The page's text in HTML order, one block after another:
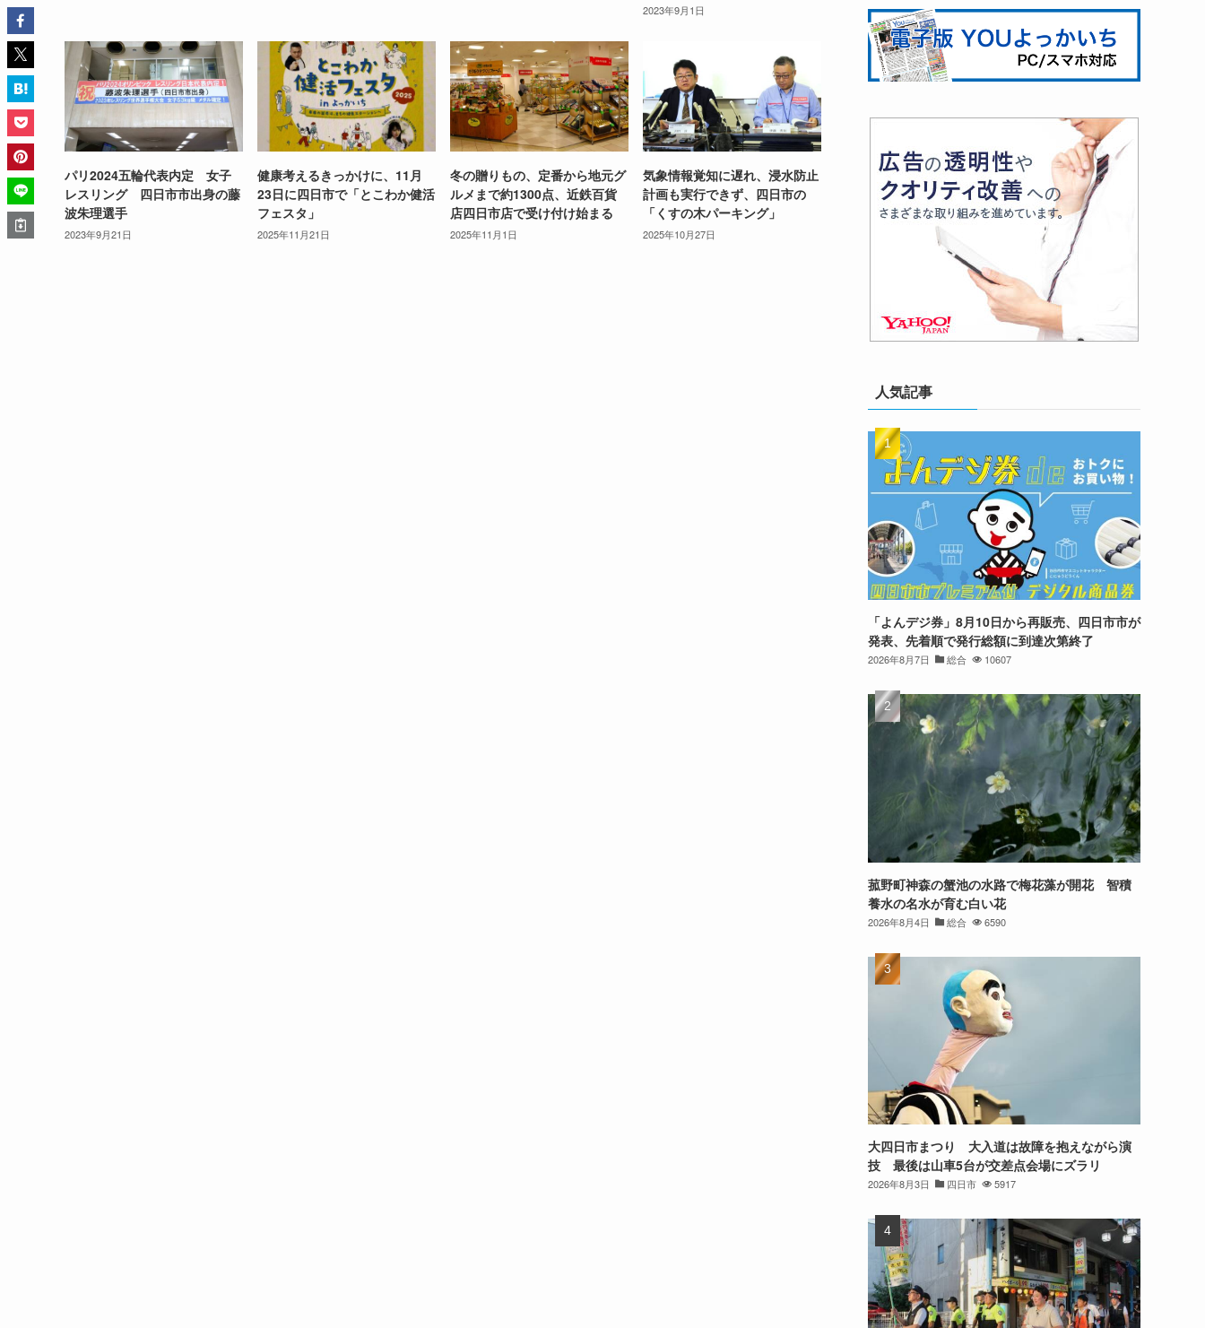
2023年9月1日
パリ2024五輪代表内定 女子
レスリング 四日市市出身の藤
波朱理選手
2023年9月21日
健康考えるきっかけに、11月
23日に四日市で「とこわか健活
フェスタ」
2025年11月21日
冬の贈りもの、定番から地元グ
ルメまで約1300点、近鉄百貨
店四日市店で受け付け始まる
2025年11月1日
気象情報覚知に遅れ、浸水防止
計画も実行できず、四日市の
「くすの木パーキング」
2025年10月27日
人気記事
「よんデジ券」8月10日から再販売、四日市市が
発表、先着順で発行総額に到達次第終了
2026年8月7日 総合 10607
菰野町神森の蟹池の水路で梅花藻が開花 智積
養水の名水が育む白い花
2026年8月4日 総合 6590
大四日市まつり 大入道は故障を抱えながら演
技 最後は山車5台が交差点会場にズラリ
2026年8月3日 四日市 5917